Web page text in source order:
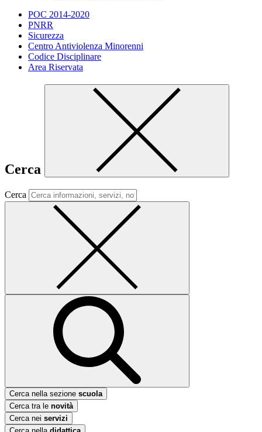
POC 2014-2020
PNRR
Sicurezza
Centro Antiviolenza Minorenni
Codice Disciplinare
Area Riservata
Cerca
Cerca
Cerca nella sezione scuola
Cerca tra le novità
Cerca nei servizi